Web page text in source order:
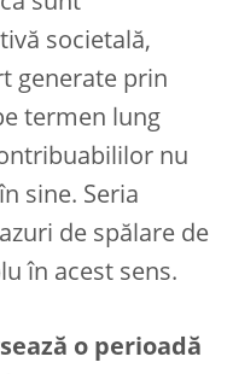
societală,
generate prin
termen lung
nu
sine. Seria
de spălare de
în acest sens.
o perioadă